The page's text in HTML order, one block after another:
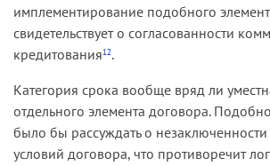
имплементирование подобного
свидетельствует о согласованности
кредитования12.
Категория срока вообще вряд ли
отдельного элемента договора.
было бы рассуждать о
условий договора, что противоречит